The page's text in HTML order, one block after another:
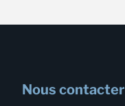
Nous contacter